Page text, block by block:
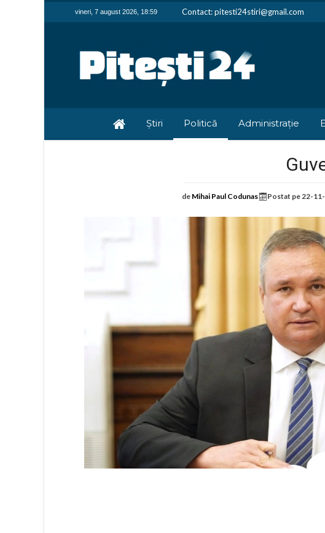
vineri, 7 august 2026, 18:59 Contact: pitesti24stiri@gmail.com
Știri Politică Administrație
de Mihai Paul Codunas Postat pe22-